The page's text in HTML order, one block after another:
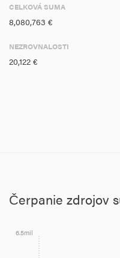
CELKOVÁ SUMA
8,080,763 €
NEZROVNALOSTI
20,122 €
Čerpanie zdrojov
6.5mil